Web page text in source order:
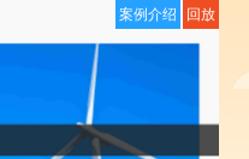
案例介绍 回放